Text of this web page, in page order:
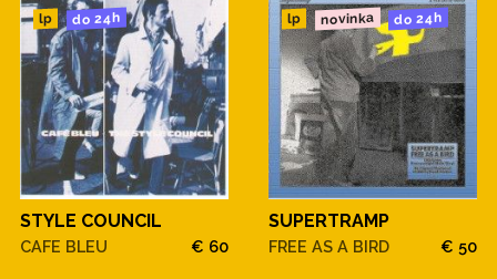
lp do 24h
STYLE COUNCIL
CAFE BLEU € 60
lp novinka do 24h
SUPERTRAMP
FREE AS A BIRD € 50